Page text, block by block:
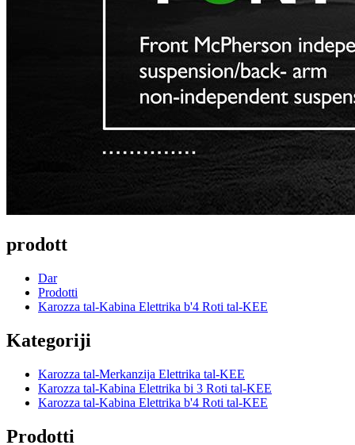
prodott
Dar
Prodotti
Karozza tal-Kabina Elettrika b'4 Roti tal-KEE
Kategoriji
Karozza tal-Merkanzija Elettrika tal-KEE
Karozza tal-Kabina Elettrika bi 3 Roti tal-KEE
Karozza tal-Kabina Elettrika b'4 Roti tal-KEE
Prodotti